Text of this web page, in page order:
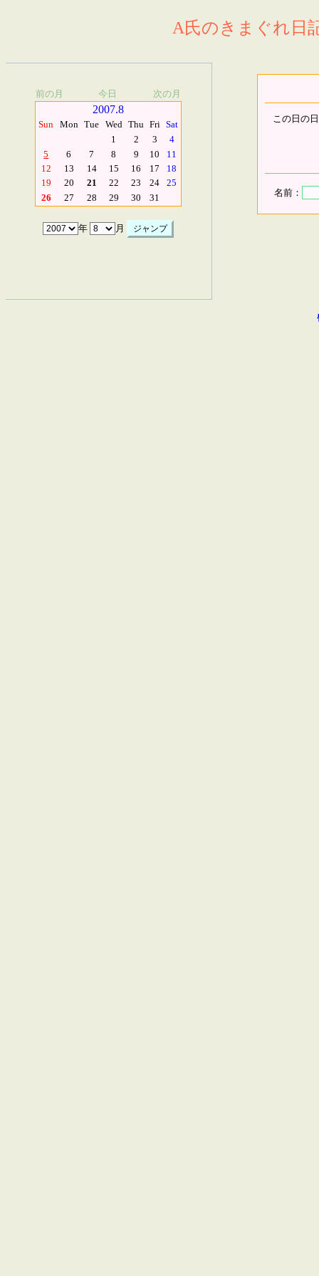
A氏のきまぐれ日
前の月 今日 次の月
2007.8
Sun Mon Tue Wed Thu Fri Sat
1
2 3
4
5
6 7 8 9 10
11
12
13 14 15 16 17
18
19
20 21 22 23 24
25
26
27 28 29 30 31
年 月
この日の
名前：